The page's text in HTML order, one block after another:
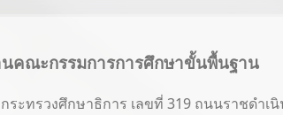
คณะกรรมการการศึกษาขั้นพื้นฐาน
ทรวงศึกษาธิการ เลขที่ 319 ถนนราชดำเ